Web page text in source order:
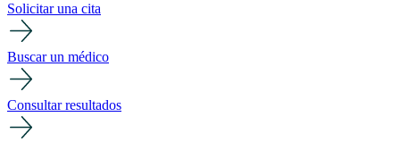
Solicitar una cita
Buscar un médico
Consultar resultados